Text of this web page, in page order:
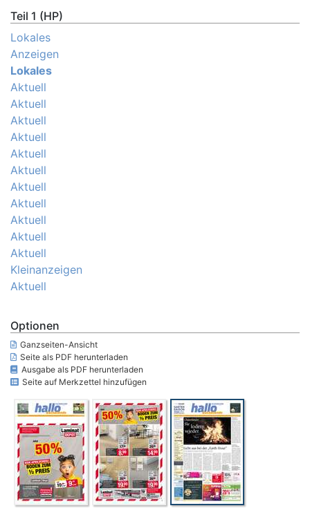
Teil 1 (HP)
Lokales
Anzeigen
Lokales
Aktuell
Aktuell
Aktuell
Aktuell
Aktuell
Aktuell
Aktuell
Aktuell
Aktuell
Aktuell
Aktuell
Kleinanzeigen
Aktuell
Optionen
Ganzseiten-Ansicht
Seite als PDF herunterladen
Ausgabe als PDF herunterladen
Seite auf Merkzettel hinzufügen